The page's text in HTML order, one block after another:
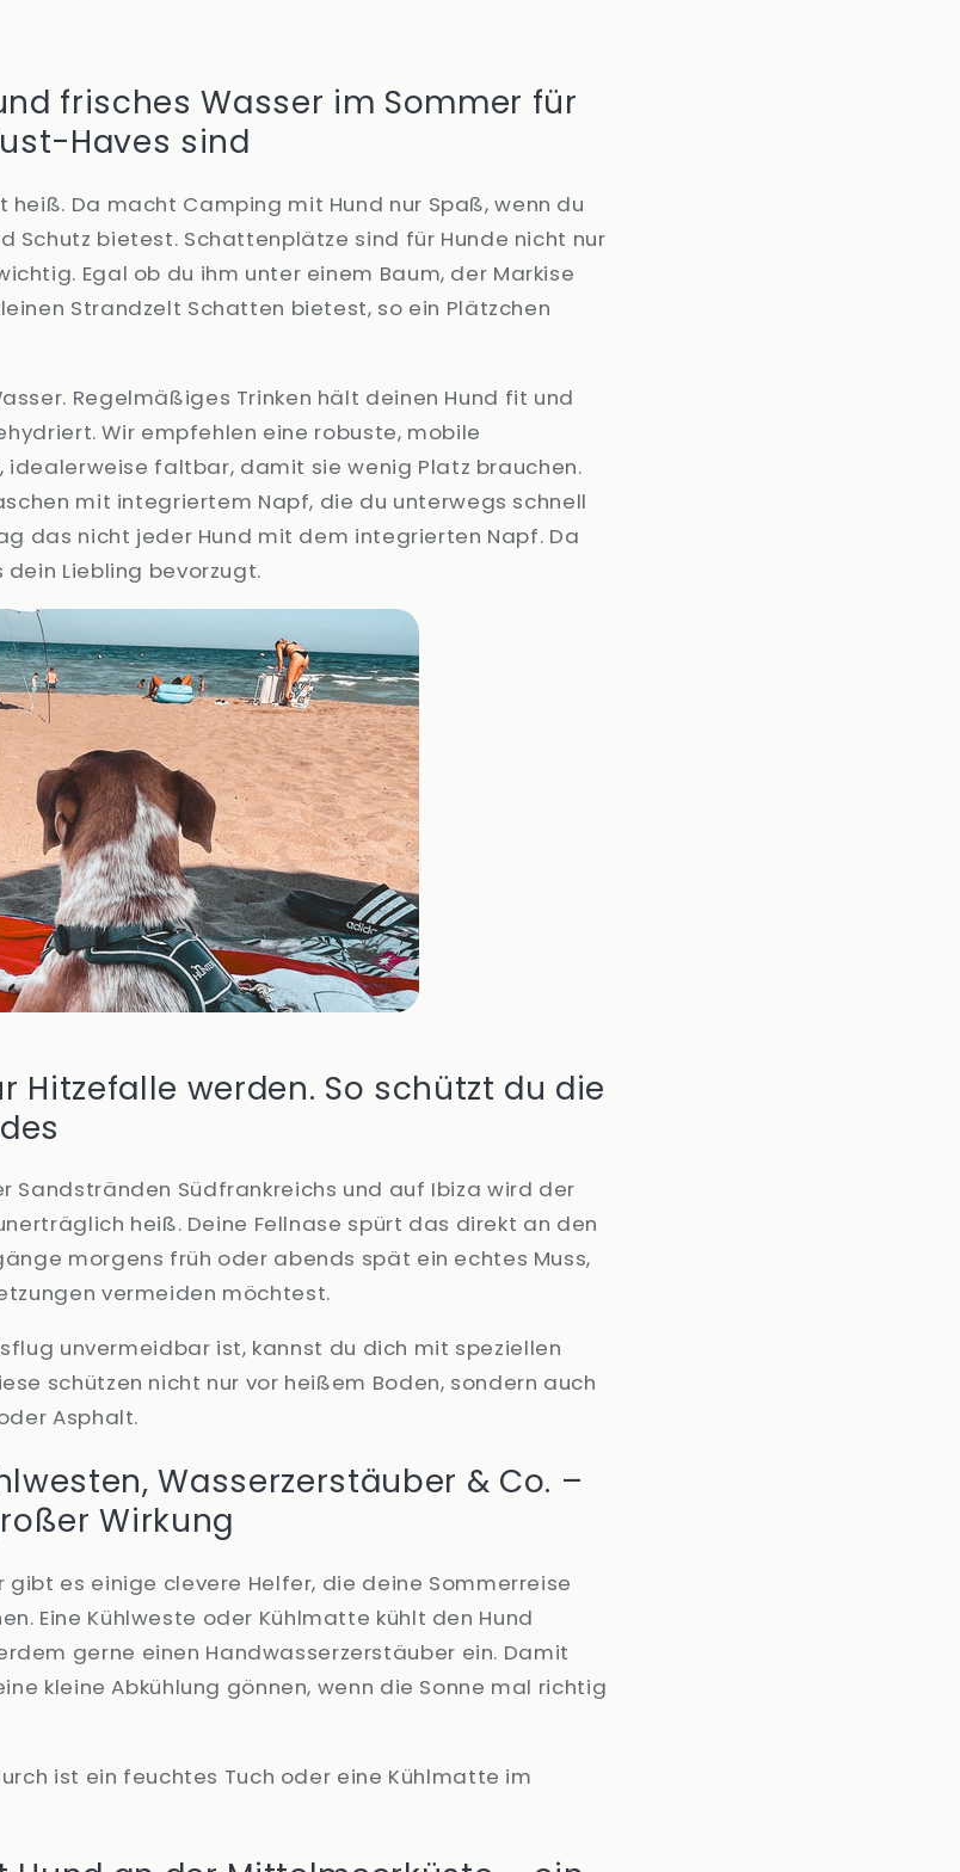
frisches Wasser im Sommer für
Haves sind
Da macht Camping mit Hund nur Spaß, wenn du
Schutz bietest. Schattenplätze sind für Hunde nicht nur
Egal ob du ihm unter einem Baum, der Markise
Strandzelt Schatten bietest, so ein Plätzchen
Regelmäßiges Trinken hält deinen Hund fit und
Wir empfehlen eine robuste, mobile
idealerweise faltbar, damit sie wenig Platz brauchen.
mit integriertem Napf, die du unterwegs schnell
das nicht jeder Hund mit dem integrierten Napf. Da
Liebling bevorzugt.
Hitzefalle werden. So schützt du die
Sandstränden Südfrankreichs und auf Ibiza wird der
heiß. Deine Fellnase spürt das direkt an den
morgens früh oder abends spät ein echtes Muss,
vermeiden möchtest.
unvermeidbar ist, kannst du dich mit speziellen
schützen nicht nur vor heißem Boden, sondern auch
Asphalt.
Wasserzerstäuber & Co. –
Wirkung
gibt es einige clevere Helfer, die deine Sommerreise
Eine Kühlweste oder Kühlmatte kühlt den Hund
gerne einen Handwasserzerstäuber ein. Damit
kleine Abkühlung gönnen, wenn die Sonne mal richtig
ist ein feuchtes Tuch oder eine Kühlmatte im